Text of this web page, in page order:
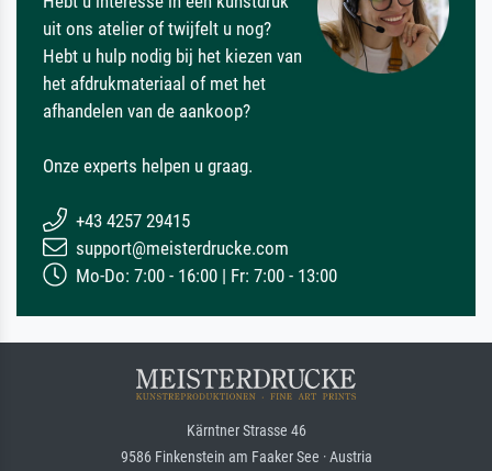
uit ons atelier of twijfelt u nog?
Hebt u hulp nodig bij het kiezen van
het afdrukmateriaal of met het
afhandelen van de aankoop?
Onze experts helpen u graag.
+43 4257 29415
support@meisterdrucke.com
Mo-Do: 7:00 - 16:00 | Fr: 7:00 - 13:00
Kärntner Strasse 46
9586 Finkenstein am Faaker See · Austria